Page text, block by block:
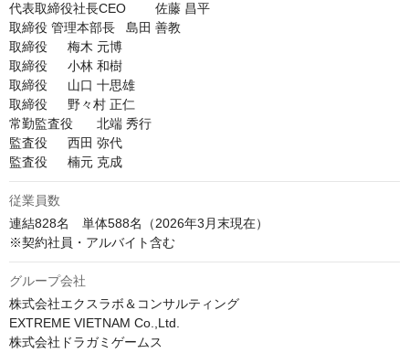
代表取締役社長CEO	佐藤 昌平
取締役 管理本部長	島田 善教
取締役	梅木 元博
取締役	小林 和樹
取締役	山口 十思雄
取締役	野々村 正仁
常勤監査役	北端 秀行
監査役	西田 弥代
従業員数
連結828名　単体588名（2026年3⽉末現在）
※契約社員・アルバイト含む
グループ会社
株式会社エクスラボ＆コンサルティング
EXTREME VIETNAM Co.,Ltd.
株式会社ドラガミゲームス